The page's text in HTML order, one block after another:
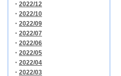
・ 2022/12
・ 2022/10
・ 2022/09
・ 2022/07
・ 2022/06
・ 2022/05
・ 2022/04
・ 2022/03